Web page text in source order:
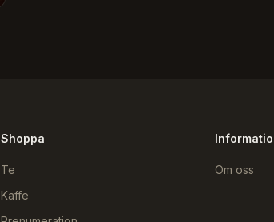
Shoppa
Te
Kaffe
Om oss